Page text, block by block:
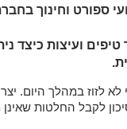
ספורט וחינוך
ועיצות כיצד
לא לזוז במהלך היום.
לקבל החלטות שאינן